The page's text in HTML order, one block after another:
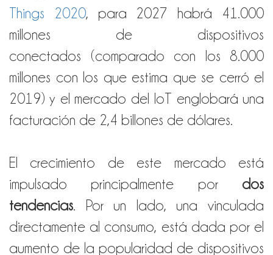
Things 2020, para 2027 habrá 41.000
millones de dispositivos
conectados (comparado con los 8.000
millones con los que estima que se cerró el
2019) y el mercado del IoT englobará una
facturación de 2,4 billones de dólares.
El crecimiento de este mercado está
impulsado principalmente por dos
tendencias . Por un lado, una vinculada
directamente al consumo, está dada por el
aumento de la popularidad de dispositivos